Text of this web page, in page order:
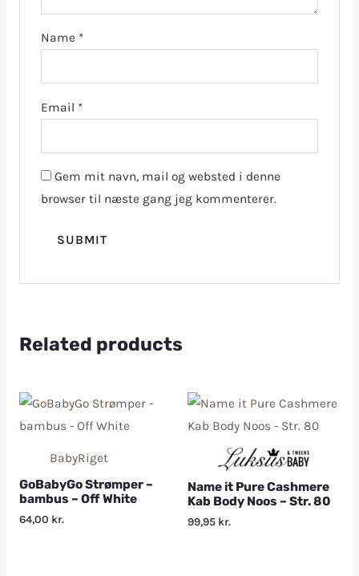
Name *
Email *
Gem mit navn, mail og websted i denne
browser til næste gang jeg kommenterer.
Related products
BabyRiget
GoBabyGo Strømper –
bambus – Off White
64,00 kr.
Name it Pure Cashmere
Kab Body Noos – Str. 80
99,95 kr.